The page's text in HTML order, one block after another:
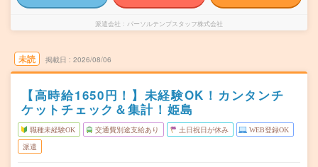
派遣会社 パーソルテンプスタッフ株式会社
未読 掲載日 2026/08/06
【高時給1650円！】未経験OK！カンタンチ
ケットチェック＆集計！姫島
職種未経験OK 交通費別途支給あり 土日祝日が休み WEB登録OK
派遣